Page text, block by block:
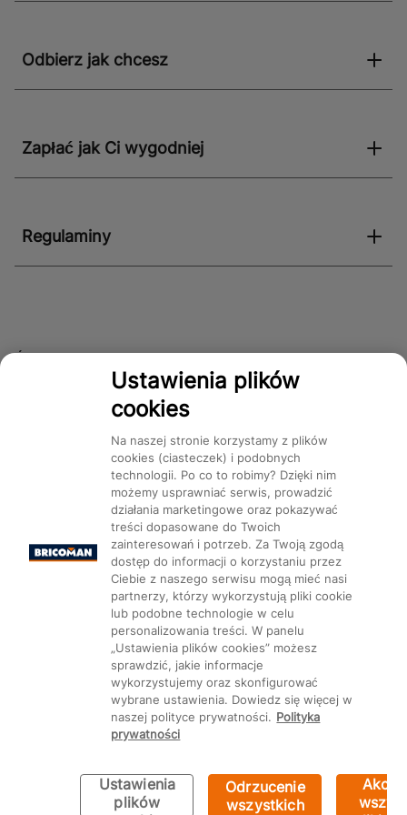
Odbierz jak chcesz
Zapłać jak Ci wygodniej
Regulaminy
Śledź nas!
Mapa Strony: Kategorie Produkty Marki CMS
Ustawienia plików cookie
Ustawienia plików
cookies
Na naszej stronie korzystamy z plików
cookies (ciasteczek) i podobnych
technologii. Po co to robimy? Dzięki nim
możemy usprawniać serwis, prowadzić
działania marketingowe oraz pokazywać
treści dopasowane do Twoich
zainteresowań i potrzeb. Za Twoją zgodą
dostęp do informacji o korzystaniu przez
Ciebie z naszego serwisu mogą mieć nasi
partnerzy, którzy wykorzystują pliki cookie
lub podobne technologie w celu
personalizowania treści. W panelu
„Ustawienia plików cookies” możesz
sprawdzić, jakie informacje
wykorzystujemy oraz skonfigurować
wybrane ustawienia. Dowiedz się więcej w
naszej polityce prywatności. Polityka
prywatności
Ustawienia
plików
Odrzucenie
wszystkich